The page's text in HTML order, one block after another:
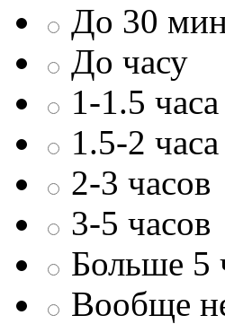
До 30
До часу
1-1.5 часа
1.5-2 часа
2-3 часов
3-5 часов
Больше 5
Вообще